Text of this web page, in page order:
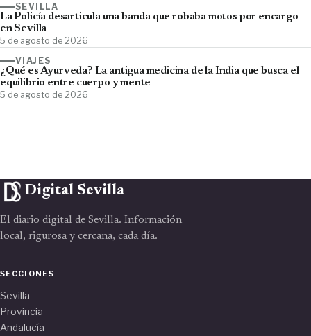
SEVILLA
La Policía desarticula una banda que robaba motos por encargo
en Sevilla
5 de agosto de 2026
VIAJES
¿Qué es Ayurveda? La antigua medicina de la India que busca el
equilibrio entre cuerpo y mente
5 de agosto de 2026
Digital Sevilla
El diario digital de Sevilla. Información
local, rigurosa y cercana, cada día.
SECCIONES
Sevilla
Provincia
Andalucía